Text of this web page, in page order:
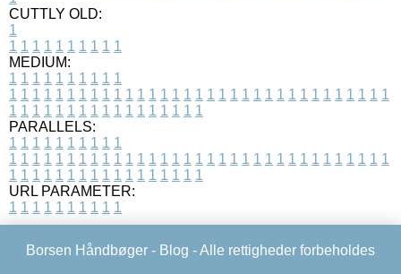
CUTTLY OLD:
1
1 1 1 1 1 1 1 1 1 1
MEDIUM:
1 1 1 1 1 1 1 1 1 1
1 1 1 1 1 1 1 1 1 1 1 1 1 1 1 1 1 1 1 1 1 1 1 1 1 1 1 1 1 1 1 1 1
1 1 1 1 1 1 1 1 1 1 1 1 1 1 1 1 1
PARALLELS:
1 1 1 1 1 1 1 1 1 1
1 1 1 1 1 1 1 1 1 1 1 1 1 1 1 1 1 1 1 1 1 1 1 1 1 1 1 1 1 1 1 1 1
1 1 1 1 1 1 1 1 1 1 1 1 1 1 1 1 1
URL PARAMETER:
1 1 1 1 1 1 1 1 1 1
Borsen Håndbøger - Blog - Alle rettigheder forbeholdes